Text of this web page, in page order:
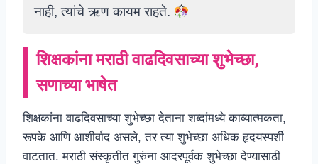
नाही, त्यांचे ऋण कायम राहते.
शिक्षकांना मराठी वाढदिवसाच्या शुभेच्छा,
सणाच्या भाषेत
शिक्षकांना वाढदिवसाच्या शुभेच्छा देताना शब्दांमध्ये काव्यात्मकता,
रूपके आणि आशीर्वाद असले, तर त्या शुभेच्छा अधिक हृदयस्पर्शी
वाटतात. मराठी संस्कृतीत गुरुंना आदरपूर्वक शुभेच्छा देण्यासाठी